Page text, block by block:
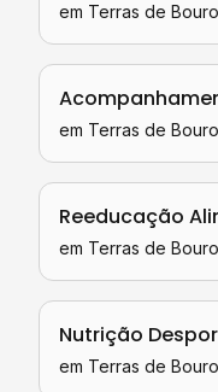
em Terras de Bouro
em Terras de Bouro
Reeducação
em Terras de Bouro
Nutrição
em Terras de Bouro